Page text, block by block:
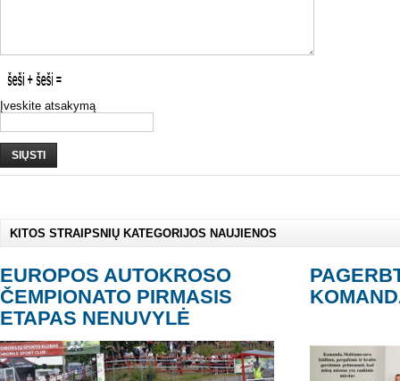
Įveskite atsakymą
SIŲSTI
KITOS STRAIPSNIŲ KATEGORIJOS NAUJIENOS
EUROPOS AUTOKROSO
ČEMPIONATO PIRMASIS
ETAPAS NENUVYLĖ